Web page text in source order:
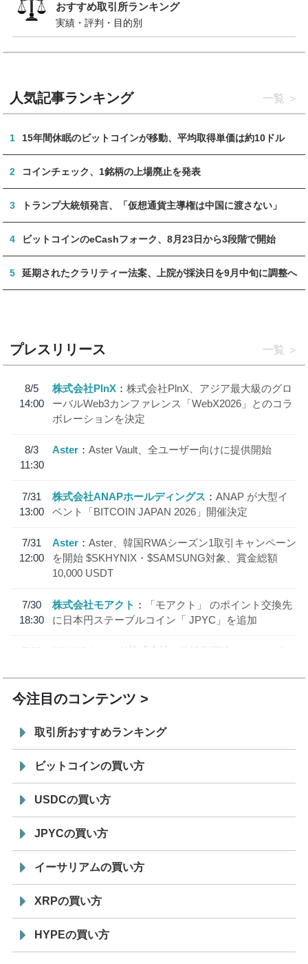
おすすめ取引所ランキング
実績・評判・目的別
人気記事ランキング 一覧
1 15年間休眠のビットコインが移動、平均取得単価は約10ドル
2 コインチェック、1銘柄の上場廃止を発表
3 トランプ大統領発言、「仮想通貨主導権は中国に渡さない」
4 ビットコインのeCashフォーク、8月23日から3段階で開始
5 延期されたクラリティー法案、上院が採決日を9月中旬に調整へ
プレスリリース 一覧
8/5
14:00
株式会社PlnX
株式会社PlnX、アジア最大級のグロ
ーバルWeb3カンファレンス「WebX2026」とのコラ
ボレーションを決定
8/3
11:30
Aster Aster Vault、全ユーザー向けに提供開始
7/31
13:00
株式会社ANAPホールディングス
ANAP が大型イ
ベント「BITCOIN JAPAN 2026」開催決定
7/31
12:00
Aster
Aster、韓国RWAシーズン1取引キャンペーン
を開始 $SKHYNIX・$SAMSUNG対象、賞金総額
10,000 USDT
7/30
18:30
株式会社モアクト
「モアクト」 のポイント交換先
に日本円ステーブルコイン「 JPYC」を追加
7/29
SBI VCトレード株式会社
信託型円建てステーブル
今注目のコンテンツ
取引所おすすめランキング
ビットコインの買い方
USDCの買い方
JPYCの買い方
イーサリアムの買い方
XRPの買い方
HYPEの買い方